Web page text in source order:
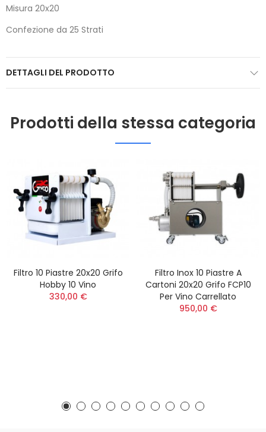
Misura 20x20
Confezione da 25 Strati
DETTAGLI DEL PRODOTTO
Prodotti della stessa categoria
Filtro 10 Piastre 20x20 Grifo
Hobby 10 Vino
330,00 €
Filtro Inox 10 Piastre A
Cartoni 20x20 Grifo FCP10
Per Vino Carrellato
950,00 €